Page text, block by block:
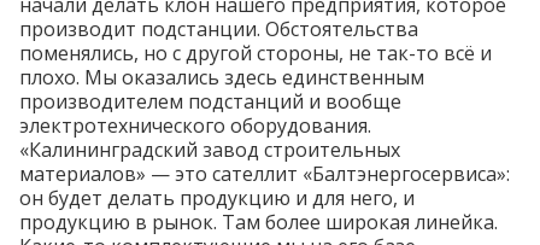
производит подстанции. Обстоятельства
поменялись, но с другой стороны, не так-то всё и
плохо. Мы оказались здесь единственным
производителем подстанций и вообще
электротехнического оборудования.
«Калининградский завод строительных
материалов» — это сателлит «Балтэнергосервиса»:
он будет делать продукцию и для него, и
продукцию в рынок. Там более широкая линейка.